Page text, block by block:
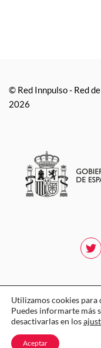
© Red Innpulso - Red
2026
Utilizamos cookies para
Puedes informarte más
desactivarlas en los
Aceptar